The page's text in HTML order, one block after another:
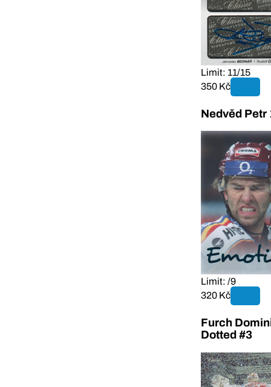
Limit: 11/15
350 Kč
Nedvěd Petr
Limit: /9
320 Kč
Furch
Dotted #3